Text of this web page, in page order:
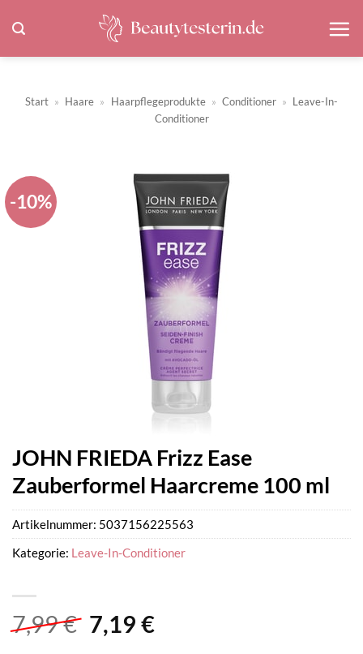
Inhalt
springen
Start » Haare » Haarpflegeprodukte » Conditioner » Leave-In-
Conditioner
-10%
JOHN FRIEDA Frizz Ease
Zauberformel Haarcreme 100 ml
7,99€ Ursprünglicher
7,19 €Aktueller
Artikelnummer: 5037156225563
Kategorie: Leave-In-Conditioner